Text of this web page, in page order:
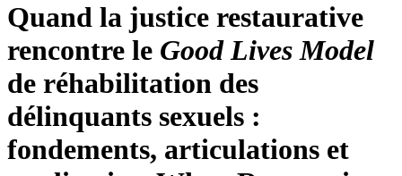
Quand la justice restaurative
rencontre le Good Lives Model
de réhabilitation des
délinquants sexuels :
fondements, articulations et